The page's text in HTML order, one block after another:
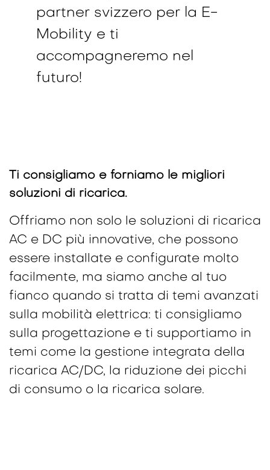
partner svizzero per la E-
Mobility e ti
accompagneremo nel
futuro!
Ti consigliamo e forniamo le migliori
soluzioni di ricarica.
Offriamo non solo le soluzioni di ricarica
AC e DC più innovative, che possono
essere installate e configurate molto
facilmente, ma siamo anche al tuo
fianco quando si tratta di temi avanzati
sulla mobilità elettrica: ti consigliamo
sulla progettazione e ti supportiamo in
temi come la gestione integrata della
ricarica AC/DC, la riduzione dei picchi
di consumo o la ricarica solare.